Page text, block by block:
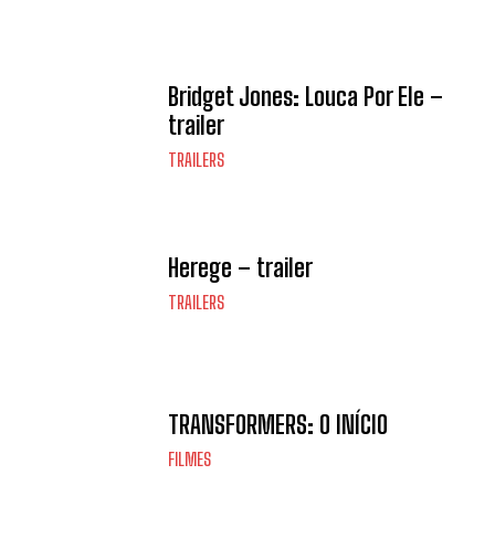
Bridget Jones: Louca Por Ele –
trailer
TRAILERS
Herege – trailer
TRAILERS
TRANSFORMERS: O INÍCIO
FILMES